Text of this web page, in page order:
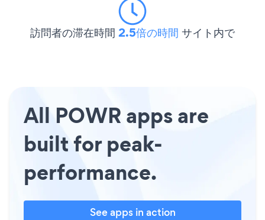
訪問者の滞在時間 2.5倍の時間 サイト内で
All POWR apps are
built for peak-
performance.
See apps in action